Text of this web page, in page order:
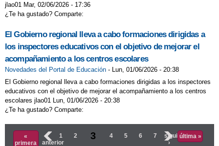
jlao01 Mar, 02/06/2026 - 17:36
¿Te ha gustado? Comparte:
El Gobierno regional lleva a cabo formaciones dirigidas a
los inspectores educativos con el objetivo de mejorar el
acompañamiento a los centros escolares
Novedades del Portal de Educación - Lun, 01/06/2026 - 20:38
El Gobierno regional lleva a cabo formaciones dirigidas a los inspectores
educativos con el objetivo de mejorar el acompañamiento a los centros
escolares jlao01 Lun, 01/06/2026 - 20:38
¿Te ha gustado? Comparte:
Páginas
«
primera
‹
anterior
1 2 3 4 5 6 7
siguiente
›
última »